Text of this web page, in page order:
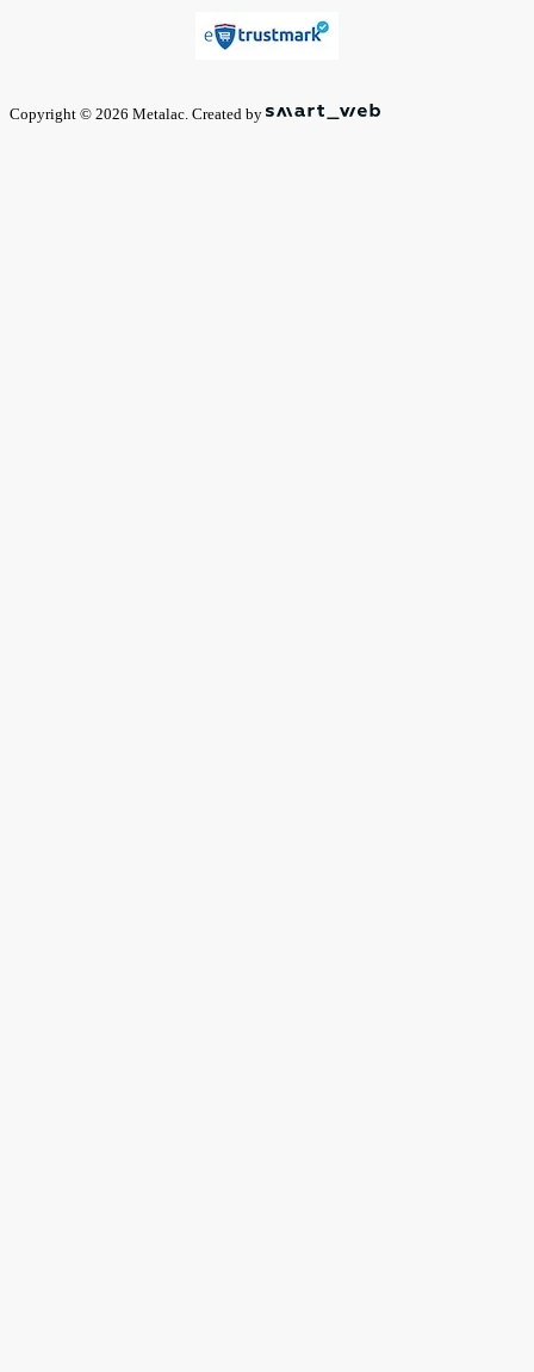
Copyright © 2026 Metalac. Created by